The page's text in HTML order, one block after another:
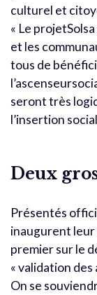
culturel et
« Le
et les
tous de
seront très
l’insertion
Deux
Présentés
inaugurent leur
premier sur le
« validation des
On se